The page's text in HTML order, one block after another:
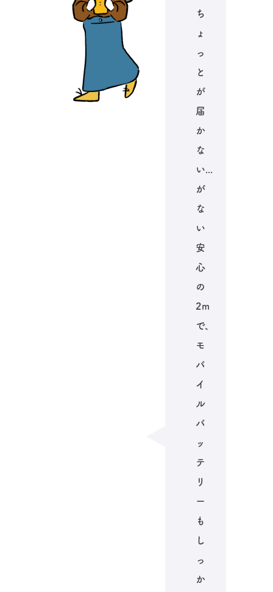
ち
ょ
っ
と
が
届
か
な
い...
が
な
い
安
心
の
2m
で、
モ
バ
イ
ル
バ
ッ
テ
リ
ー
も
し
っ
か